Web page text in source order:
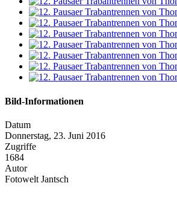
Bild-Informationen
Datum
Donnerstag, 23. Juni 2016
Zugriffe
1684
Autor
Fotowelt Jantsch